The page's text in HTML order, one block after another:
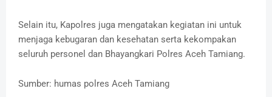
Selain itu, Kapolres juga mengatakan kegiatan ini untuk
menjaga kebugaran dan kesehatan serta kekompakan
seluruh personel dan Bhayangkari Polres Aceh Tamiang.
Sumber: humas polres Aceh Tamiang